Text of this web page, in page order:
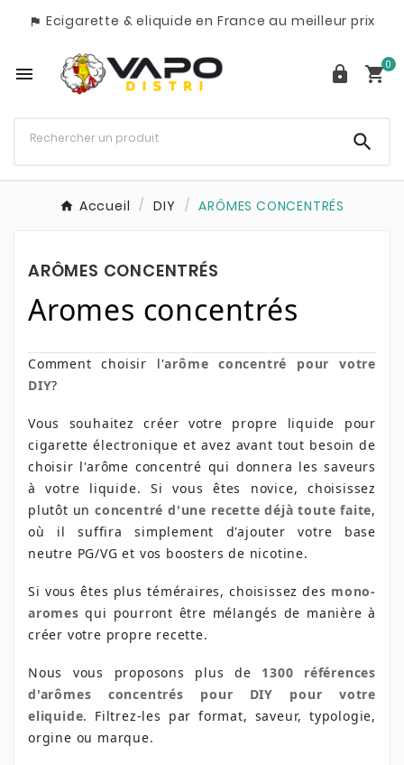
 Ecigarette & eliquide en France au meilleur prix
  0

Accueil DIY ARÔMES CONCENTRÉS
ARÔMES CONCENTRÉS
Aromes concentrés
Comment choisir l'arôme concentré pour votre
DIY?
Vous souhaitez créer votre propre liquide pour
cigarette électronique et avez avant tout besoin de
choisir l'arôme concentré qui donnera les saveurs
à votre liquide. Si vous êtes novice, choisissez
plutôt unconcentré d'une recette déjà toute faite,
où il suffira simplement d'ajouter votre base
neutre PG/VG et vos boosters de nicotine.
Si vous êtes plus téméraires, choisissez des mono-
aromes qui pourront être mélangés de manière à
créer votre propre recette.
Nous vous proposons plus de 1300 références
d'arômes concentrés pour DIY pour votre
eliquide. Filtrez-les par format, saveur, typologie,
orgine ou marque.